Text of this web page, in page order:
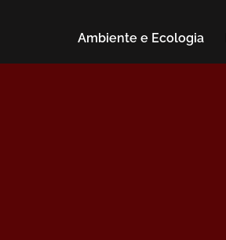
Ambiente e Ecologia